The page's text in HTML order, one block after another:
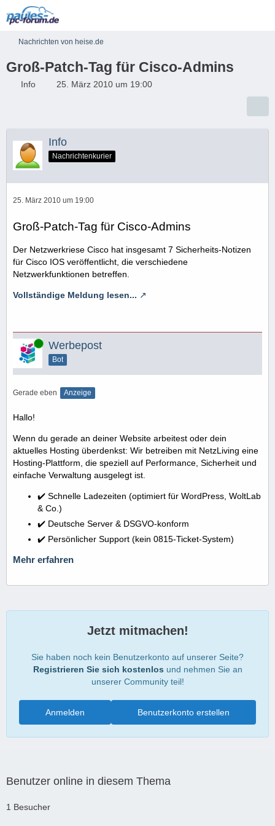
Nachrichten von heise.de
Groß-Patch-Tag für Cisco-Admins
Info 25. März 2010 um 19:00
Info
Nachrichtenkurier
25. März 2010 um 19:00
Groß-Patch-Tag für Cisco-Admins
Der Netzwerkriese Cisco hat insgesamt 7 Sicherheits-Notizen
für Cisco IOS veröffentlicht, die verschiedene
Netzwerkfunktionen betreffen.
Vollständige Meldung lesen...
Online Werbepost
Bot
Gerade eben Anzeige
Hallo!
Wenn du gerade an deiner Website arbeitest oder dein
aktuelles Hosting überdenkst: Wir betreiben mit NetzLiving eine
Hosting-Plattform, die speziell auf Performance, Sicherheit und
einfache Verwaltung ausgelegt ist.
✔️ Schnelle Ladezeiten (optimiert für WordPress, WoltLab
& Co.)
✔️ Deutsche Server & DSGVO-konform
✔️ Persönlicher Support (kein 0815-Ticket-System)
Mehr erfahren
Jetzt mitmachen!
Sie haben noch kein Benutzerkonto auf unserer Seite?
Registrieren Sie sich kostenlos und nehmen Sie an
unserer Community teil!
Benutzerkonto erstellen
Anmelden
Benutzer online in diesem Thema
1 Besucher